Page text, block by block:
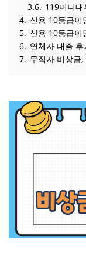
3.6. 119머니
4. 신용 10등급이
5. 신용 10등급이
6. 연체자 대출 후
7. 무직자 비상금